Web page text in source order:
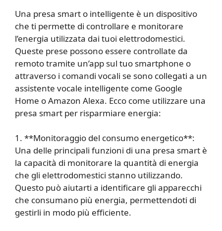
Una presa smart o intelligente è un dispositivo
che ti permette di controllare e monitorare
l’energia utilizzata dai tuoi elettrodomestici.
Queste prese possono essere controllate da
remoto tramite un’app sul tuo smartphone o
attraverso i comandi vocali se sono collegati a un
assistente vocale intelligente come Google
Home o Amazon Alexa. Ecco come utilizzare una
presa smart per risparmiare energia:
1. **Monitoraggio del consumo energetico**:
Una delle principali funzioni di una presa smart è
la capacità di monitorare la quantità di energia
che gli elettrodomestici stanno utilizzando.
Questo può aiutarti a identificare gli apparecchi
che consumano più energia, permettendoti di
gestirli in modo più efficiente.